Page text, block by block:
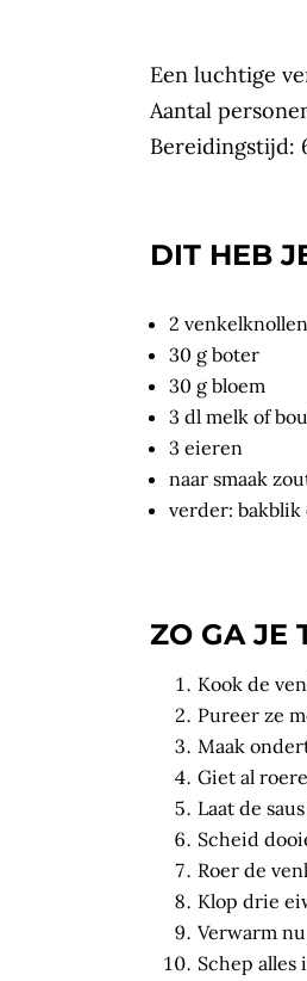
Een luchtige
Aantal
Bereidingstijd:
DIT HEB
2 venkelknollen
30 g boter
30 g bloem
3 dl melk of
3 eieren
naar smaak
verder: bakblik
ZO GA JE
Kook de
Pureer ze
Maak
Giet al
Laat de
Scheid
Roer de
Klop drie
Verwarm
Schep